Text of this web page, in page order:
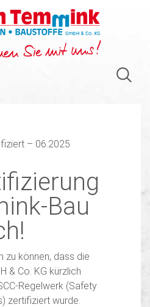
– 06.2025
Bau
zu können, dass die
& Co. KG kürzlich
Regelwerk (Safety
zertifiziert wurde.